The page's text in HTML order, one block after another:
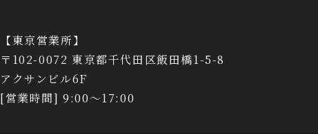
【東京営業所】
〒102-0072 東京都千代田区飯田橋1-5-8
アクサンビル6F
[営業時間] 9:00～17:00